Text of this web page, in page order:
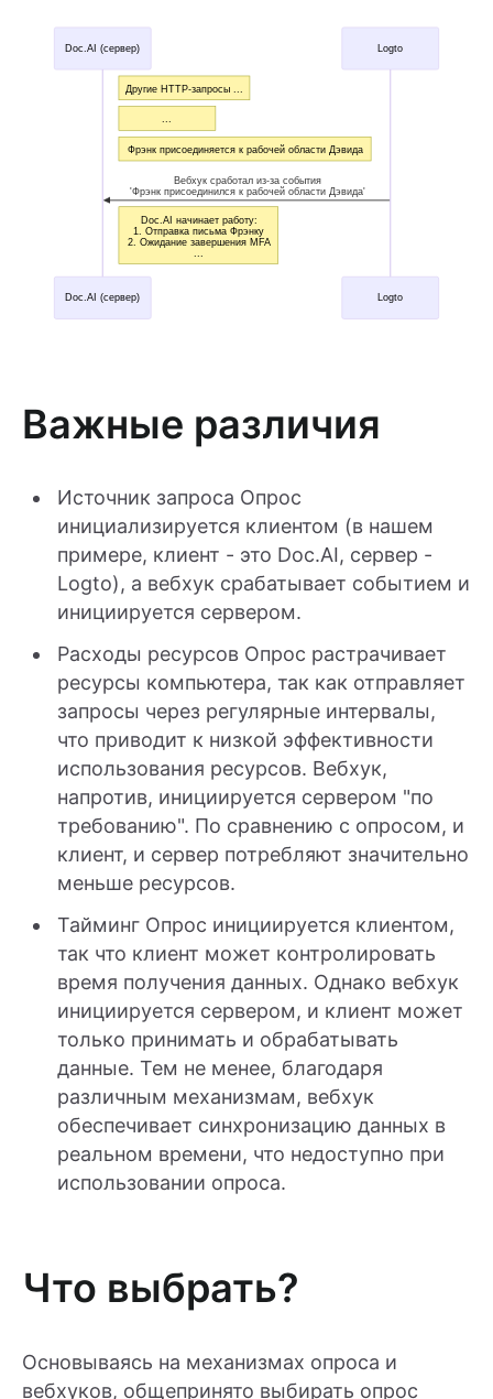
Важные различия
Источник запроса Опрос
инициализируется клиентом (в нашем
примере, клиент - это Doc.AI, сервер -
Logto), а вебхук срабатывает событием и
инициируется сервером.
Расходы ресурсов Опрос растрачивает
ресурсы компьютера, так как отправляет
запросы через регулярные интервалы,
что приводит к низкой эффективности
использования ресурсов. Вебхук,
напротив, инициируется сервером "по
требованию". По сравнению с опросом, и
клиент, и сервер потребляют значительно
меньше ресурсов.
Тайминг Опрос инициируется клиентом,
так что клиент может контролировать
время получения данных. Однако вебхук
инициируется сервером, и клиент может
только принимать и обрабатывать
данные. Тем не менее, благодаря
различным механизмам, вебхук
обеспечивает синхронизацию данных в
реальном времени, что недоступно при
использовании опроса.
Что выбрать?
Основываясь на механизмах опроса и
вебхуков, общепринято выбирать опрос